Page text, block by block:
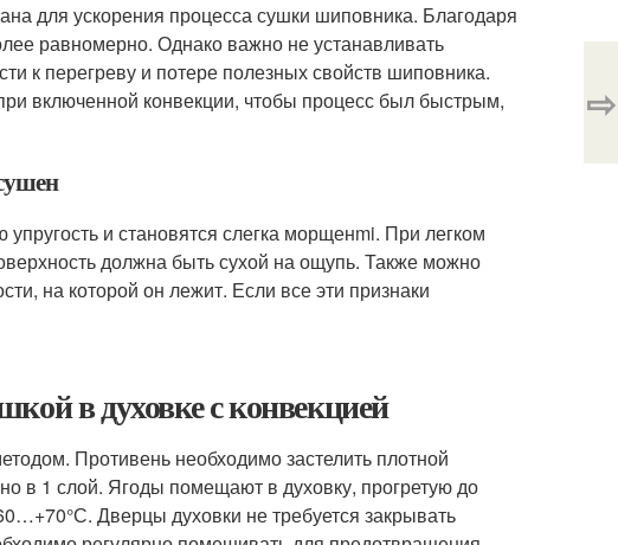
для ускорения процесса сушки шиповника. Благодаря
равномерно. Однако важно не устанавливать
к перегреву и потере полезных свойств шиповника.
включенной конвекции, чтобы процесс был быстрым,
и становятся слегка морщенmi. При легком
должна быть сухой на ощупь. Также можно
на которой он лежит. Если все эти признаки
в духовке с конвекцией
Противень необходимо застелить плотной
в 1 слой. Ягоды помещают в духовку, прогретую до
Дверцы духовки не требуется закрывать
⇨